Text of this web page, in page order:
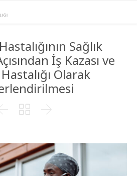
Sağlık
İş Kazası ve
Olarak
 